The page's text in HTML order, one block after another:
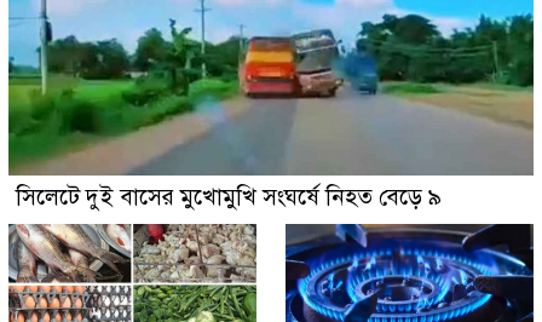
সিলেটে দুই বাসের মুখোমুখি সংঘর্ষে নিহত বেড়ে ৯